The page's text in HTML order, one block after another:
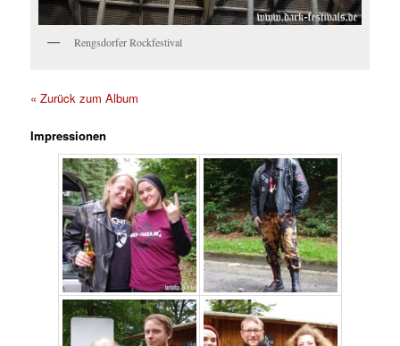
Rengsdorfer Rockfestival
« Zurück zum Album
Impressionen